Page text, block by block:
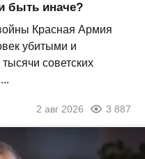
быть иначе?
Красная Армия
убитыми и
советских
2 авг 2026 3 887